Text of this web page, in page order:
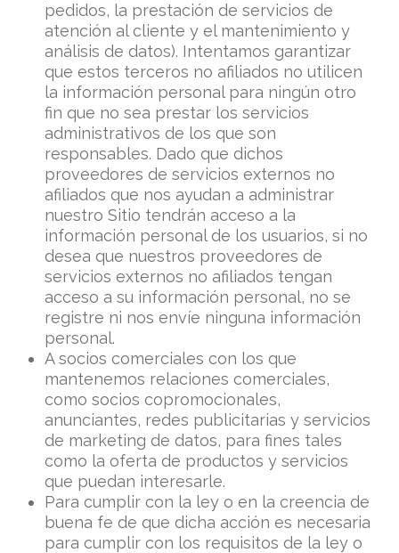
pedidos, la prestación de servicios de
atención al cliente y el mantenimiento y
análisis de datos). Intentamos garantizar
que estos terceros no afiliados no utilicen
la información personal para ningún otro
fin que no sea prestar los servicios
administrativos de los que son
responsables. Dado que dichos
proveedores de servicios externos no
afiliados que nos ayudan a administrar
nuestro Sitio tendrán acceso a la
información personal de los usuarios, si no
desea que nuestros proveedores de
servicios externos no afiliados tengan
acceso a su información personal, no se
registre ni nos envíe ninguna información
personal.
A socios comerciales con los que
mantenemos relaciones comerciales,
como socios copromocionales,
anunciantes, redes publicitarias y servicios
de marketing de datos, para fines tales
como la oferta de productos y servicios
que puedan interesarle.
Para cumplir con la ley o en la creencia de
buena fe de que dicha acción es necesaria
para cumplir con los requisitos de la ley o